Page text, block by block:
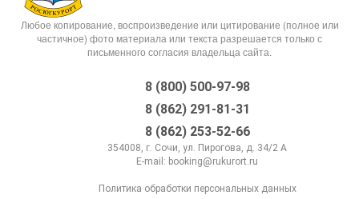
Любое копирование, воспроизведение или цитирование (полное или
частичное) фото материала или текста разрешается только с
письменного согласия владельца сайта.
8 (800) 500-97-98
8 (862) 291-81-31
8 (862) 253-52-66
354008, г. Сочи, ул. Пирогова, д. 34/2 А
E-mail: booking@rukurort.ru
Политика обработки персональных данных